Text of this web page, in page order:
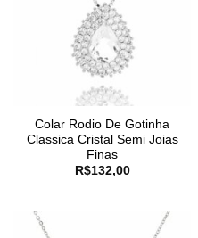
Colar Rodio De Gotinha
Classica Cristal Semi Joias
Finas
R$132,00